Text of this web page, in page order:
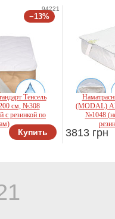
−13%
94221
Тенсель
см, №308
с резинкой по
Купить
(MODAL)
№1048
3813 грн